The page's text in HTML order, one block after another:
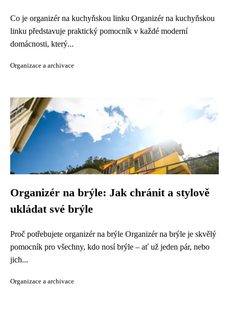
Co je organizér na kuchyňskou linku Organizér na kuchyňskou
linku představuje praktický pomocník v každé moderní
domácnosti, který...
Organizace a archivace
Organizér na brýle: Jak chránit a stylově
ukládat své brýle
Proč potřebujete organizér na brýle Organizér na brýle je skvělý
pomocník pro všechny, kdo nosí brýle – ať už jeden pár, nebo
jich...
Organizace a archivace